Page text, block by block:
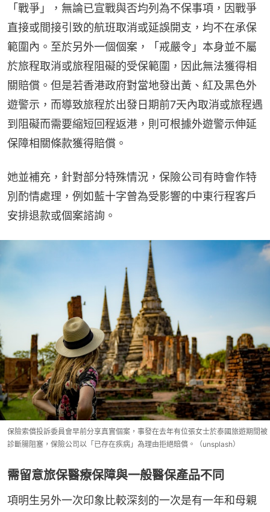
「戰爭」，無論已宣戰與否均列為不保事項，因戰爭
直接或間接引致的航班取消或延誤開支，均不在承保
範圍內。至於另外一個個案，「戒嚴令」本身並不屬
於旅程取消或旅程阻礙的受保範圍，因此無法獲得相
關賠償。但是若香港政府對當地發出黃、紅及黑色外
遊警示，而導致旅程於出發日期前7天內取消或旅程遇
到阻礙而需要縮短回程返港，則可根據外遊警示伸延
保障相關條款獲得賠償。
她並補充，針對部分特殊情況，保險公司有時會作特
別酌情處理，例如藍十字曾為受影響的中東行程客戶
安排退款或個案諮詢。
保險索償投訴委員會早前分享真實個案，事發在去年有位張女士於泰國旅遊期間被
診斷腸阻塞，保險公司以「已存在疾病」為理由拒絕賠償。（unsplash）
需留意旅保醫療保障與一般醫保產品不同
項明生另外一次印象比較深刻的一次是有一年和母親